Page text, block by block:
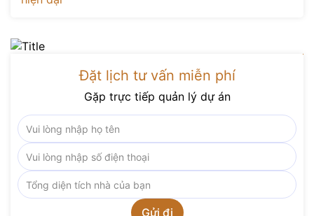
Đặt lịch tư vấn miễn phí
Gặp trực tiếp quản lý dự án